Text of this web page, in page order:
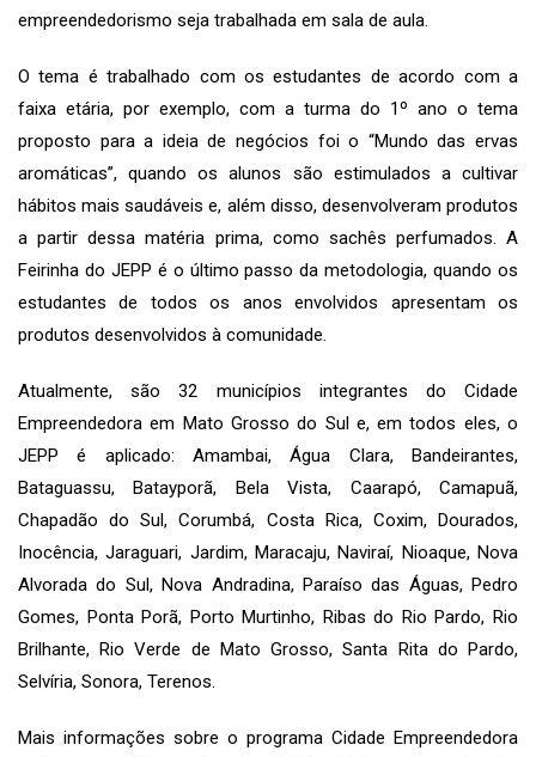
empreendedorismo seja trabalhada em sala de aula.
O tema é trabalhado com os estudantes de acordo com a
faixa etária, por exemplo, com a turma do 1º ano o tema
proposto para a ideia de negócios foi o “Mundo das ervas
aromáticas”, quando os alunos são estimulados a cultivar
hábitos mais saudáveis e, além disso, desenvolveram produtos
a partir dessa matéria prima, como sachês perfumados. A
Feirinha do JEPP é o último passo da metodologia, quando os
estudantes de todos os anos envolvidos apresentam os
produtos desenvolvidos à comunidade.
Atualmente, são 32 municípios integrantes do Cidade
Empreendedora em Mato Grosso do Sul e, em todos eles, o
JEPP é aplicado: Amambai, Água Clara, Bandeirantes,
Bataguassu, Batayporã, Bela Vista, Caarapó, Camapuã,
Chapadão do Sul, Corumbá, Costa Rica, Coxim, Dourados,
Inocência, Jaraguari, Jardim, Maracaju, Naviraí, Nioaque, Nova
Alvorada do Sul, Nova Andradina, Paraíso das Águas, Pedro
Gomes, Ponta Porã, Porto Murtinho, Ribas do Rio Pardo, Rio
Brilhante, Rio Verde de Mato Grosso, Santa Rita do Pardo,
Selvíria, Sonora, Terenos.
Mais informações sobre o programa Cidade Empreendedora